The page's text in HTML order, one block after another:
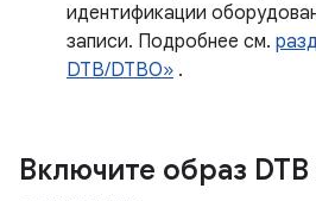
идентификации
записи. Подробнее см.
DTB/DTBO» .
Включите образ